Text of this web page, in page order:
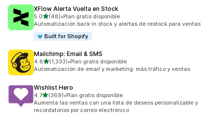
XFlow Alerta Vuelta en Stock
5.0de 5 estrellas
(48)
48 reseñas en total
•Plan gratis disponible
Automatización back in stock y alertas de restock para ventas
Built for Shopify
Mailchimp: Email & SMS
4.8de 5 estrellas
(1,333)
1333 reseñas en total
•Plan gratis disponible
Automatización de email y marketing: más tráfico y ventas
Wishlist Hero
4.7de 5 estrellas
(369)
369 reseñas en total
•Plan gratis disponible
Aumenta las ventas con una lista de deseos personalizable y
recordatorios por correo electrónico